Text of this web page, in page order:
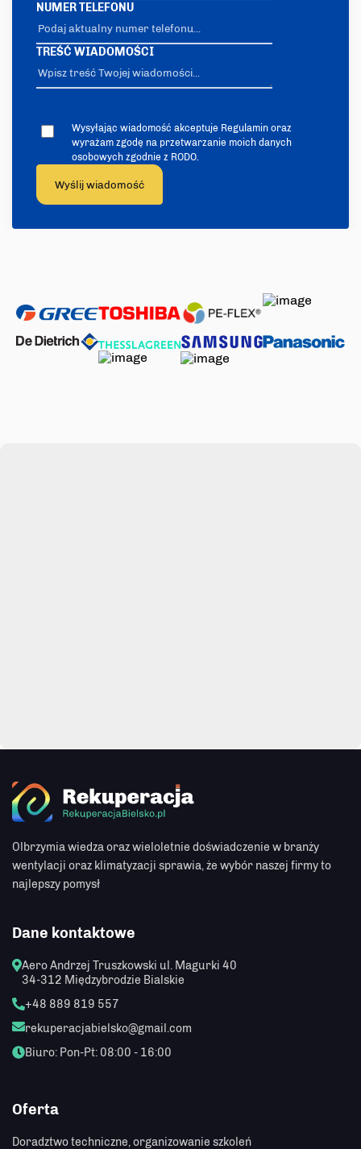
NUMER TELEFONU
TREŚĆ WIADOMOŚCI
Wysyłając wiadomość akceptuje Regulamin oraz
wyrażam zgodę na przetwarzanie moich danych
osobowych zgodnie z RODO.
Olbrzymia wiedza oraz wieloletnie doświadczenie w branży
wentylacji oraz klimatyzacji sprawia, że wybór naszej firmy to
najlepszy pomysł
Dane kontaktowe
Aero Andrzej Truszkowski ul. Magurki 40
34-312 Międzybrodzie Bialskie
+48 889 819 557
rekuperacjabielsko@gmail.com
Biuro: Pon-Pt: 08:00 - 16:00
Oferta
Doradztwo techniczne, organizowanie szkoleń